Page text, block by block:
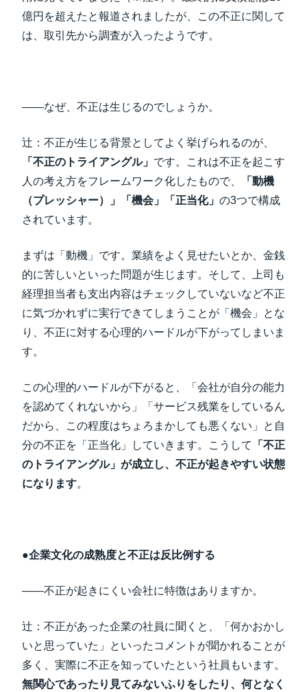
億円を超えたと報道されましたが、この不正に関して
は、取引先から調査が入ったようです。
――なぜ、不正は生じるのでしょうか。
辻：不正が生じる背景としてよく挙げられるのが、
「不正のトライアングル」 です。これは不正を起こす
人の考え方をフレームワーク化したもので、
「動機
（プレッシャー）」「機会」「正当化」 の3つで構成
されています。
まずは「動機」です。業績をよく見せたいとか、金銭
的に苦しいといった問題が生じます。そして、上司も
経理担当者も支出内容はチェックしていないなど不正
に気づかれずに実行できてしまうことが「機会」とな
り、不正に対する心理的ハードルが下がってしまいま
す。
この心理的ハードルが下がると、「会社が自分の能力
を認めてくれないから」「サービス残業をしているん
だから、この程度はちょろまかしても悪くない」と自
分の不正を「正当化」していきます。こうして
「不正
のトライアングル」が成立し、不正が起きやすい状態
になります。
●企業文化の成熟度と不正は反比例する
――不正が起きにくい会社に特徴はありますか。
辻：不正があった企業の社員に聞くと、「何かおかし
いと思っていた」といったコメントが聞かれることが
多く、実際に不正を知っていたという社員もいます。
無関心であったり見てみないふりをしたり、何となく